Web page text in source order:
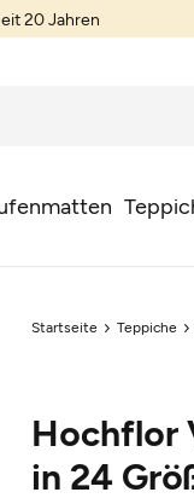
20 Jahren
Startseite Teppiche
Hochflor
in 24